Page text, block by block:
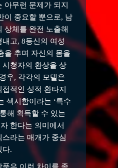
아무런 문제가 되지
이 중요할 뿐으로, 남
상체를 완전 노출해
고, 8등신의 여성
을 추며 자신의 몸을
청자의 환상을 상
우, 각각의 모델은
적인 성적 환타지
섹시함이라는 ‘특수
해 획득할 수 있는
한다는 의미에서
라는 매개가 중심
다.
은 이런 차이를 좀